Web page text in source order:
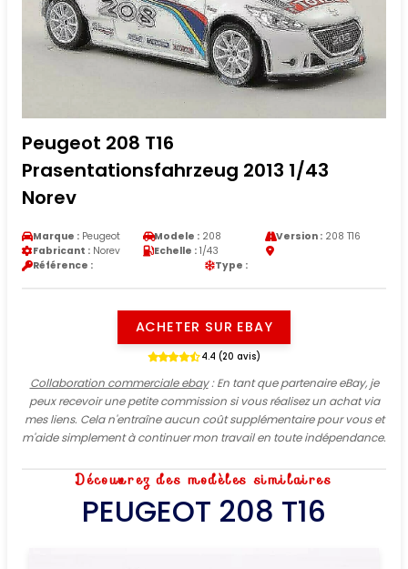
Peugeot 208 T16
Prasentationsfahrzeug 2013 1/43
Norev
Marque : Peugeot Modele : 208 Version :208 T16
Fabricant : Norev Echelle : 1/43
Référence :
Type :
ACHETER SUR EBAY
4.4 (20 avis)
Collaboration commerciale ebay: En tant que partenaire eBay, je
peux recevoir une petite commission si vous réalisez un achat via
mes liens. Cela n'entraîne aucun coût supplémentaire pour vous et
m'aide simplement à continuer mon travail en toute indépendance.
Découvrez des modèles similaires
PEUGEOT 208 T16